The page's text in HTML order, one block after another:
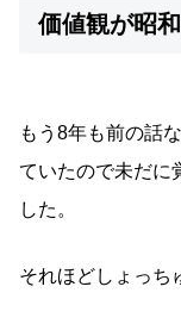
価値観が昭
もう8年も前の話
ていたので未だに
した。
それほどしょっち